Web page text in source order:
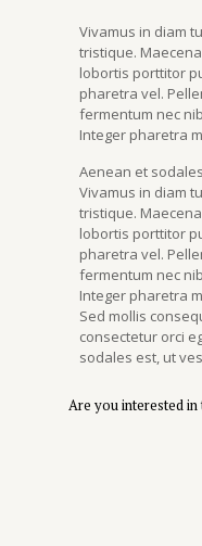
Vivamus in diam
tristique.
lobortis porttitor
pharetra vel.
fermentum nec
Integer pharetra
Aenean et
Vivamus in diam
tristique.
lobortis porttitor
pharetra vel.
fermentum nec
Integer pharetra
Sed mollis
consectetur orci
sodales est, ut
Are you interested in